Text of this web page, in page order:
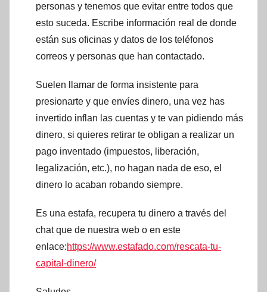
personas y tenemos que evitar entre todos que
esto suceda. Escribe información real de donde
están sus oficinas y datos de los teléfonos
correos y personas que han contactado.
Suelen llamar de forma insistente para
presionarte y que envíes dinero, una vez has
invertido inflan las cuentas y te van pidiendo más
dinero, si quieres retirar te obligan a realizar un
pago inventado (impuestos, liberación,
legalización, etc.), no hagan nada de eso, el
dinero lo acaban robando siempre.
Es una estafa, recupera tu dinero a través del
chat que de nuestra web o en este
enlace:https://www.estafado.com/rescata-tu-
capital-dinero/